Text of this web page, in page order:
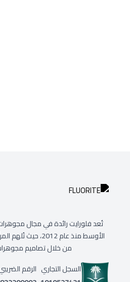
تُعد فلورايت رائدة في مجال
الأوسط منذ عام
من خلال تصاميم
السجل التجاري الرقم